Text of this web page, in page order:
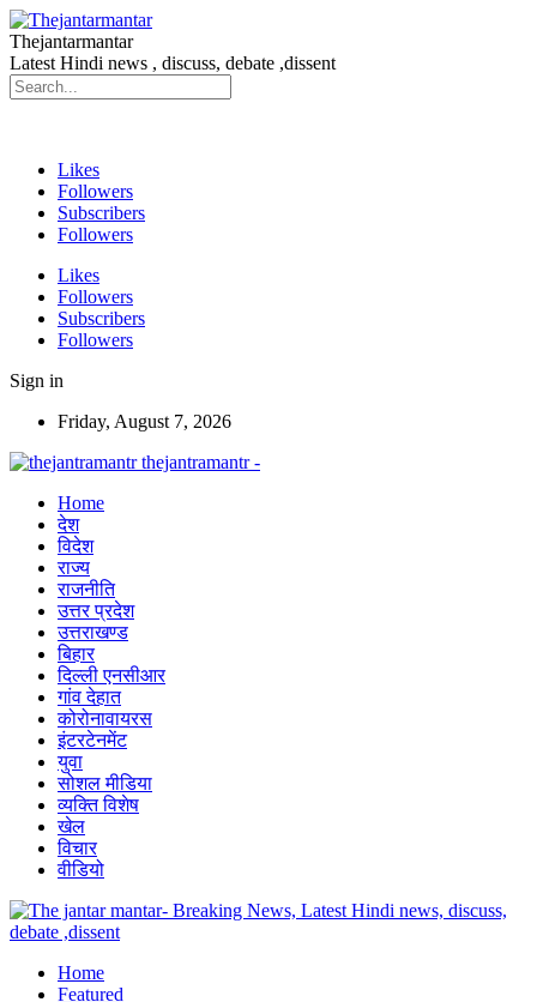
Thejantarmantar
Latest Hindi news , discuss, debate ,dissent
Likes
Followers
Subscribers
Followers
Likes
Followers
Subscribers
Followers
Sign in
Friday, August 7, 2026
thejantramantr -
Home
देश
विदेश
राज्य
राजनीति
उत्तर प्रदेश
उत्तराखण्ड
बिहार
दिल्ली एनसीआर
गांव देहात
कोरोनावायरस
इंटरटेनमेंट
युवा
सोशल मीडिया
व्यक्ति विशेष
खेल
विचार
वीडियो
Home
Featured